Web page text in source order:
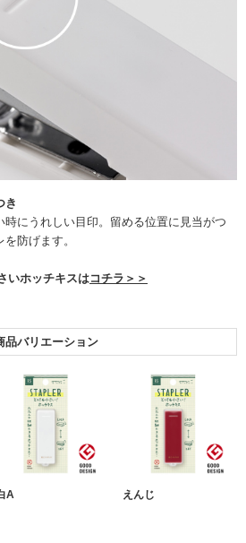
き
にうれしい目印。留める位置に見当がつ
防げます。
いホッチキスはコチラ＞＞
品バリエーション
A えんじ